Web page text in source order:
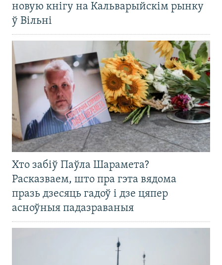
новую кнігу на Кальварыйскім рынку
ў Вільні
Хто забіў Паўла Шарамета?
Расказваем, што пра гэта вядома
празь дзесяць гадоў і дзе цяпер
асноўныя падазраваныя